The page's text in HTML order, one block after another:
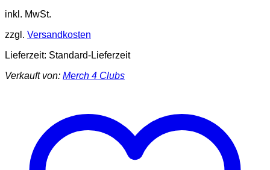
inkl. MwSt.
zzgl. Versandkosten
Lieferzeit: Standard-Lieferzeit
Verkauft von: Merch 4 Clubs